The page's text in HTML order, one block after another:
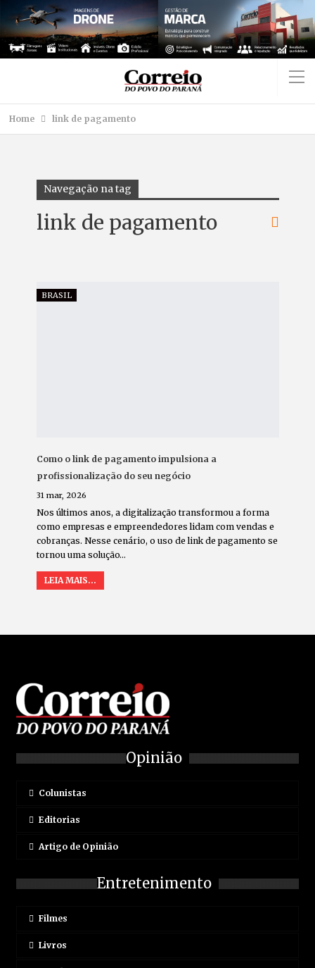
Home link de pagamento
Navegação na tag
link de pagamento
BRASIL
Como o link de pagamento impulsiona a
profissionalização do seu negócio
31 mar, 2026
Nos últimos anos, a digitalização transformou a forma
como empresas e empreendedores lidam com vendas e
cobranças. Nesse cenário, o uso de link de pagamento se
tornou uma solução…
LEIA MAIS...
Opinião
Colunistas
Editorias
Artigo de Opinião
Entretenimento
Filmes
Livros